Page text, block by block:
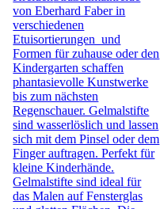
von Eberhard Faber in
verschiedenen
Etuisortierungen und
Formen für zuhause oder den
Kindergarten schaffen
phantasievolle Kunstwerke
bis zum nächsten
Regenschauer. Gelmalstifte
sind wasserlöslich und lassen
sich mit dem Pinsel oder dem
Finger auftragen. Perfekt für
kleine Kinderhände.
Gelmalstifte sind ideal für
das Malen auf Fensterglas